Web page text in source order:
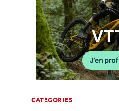
CATÉGORIES